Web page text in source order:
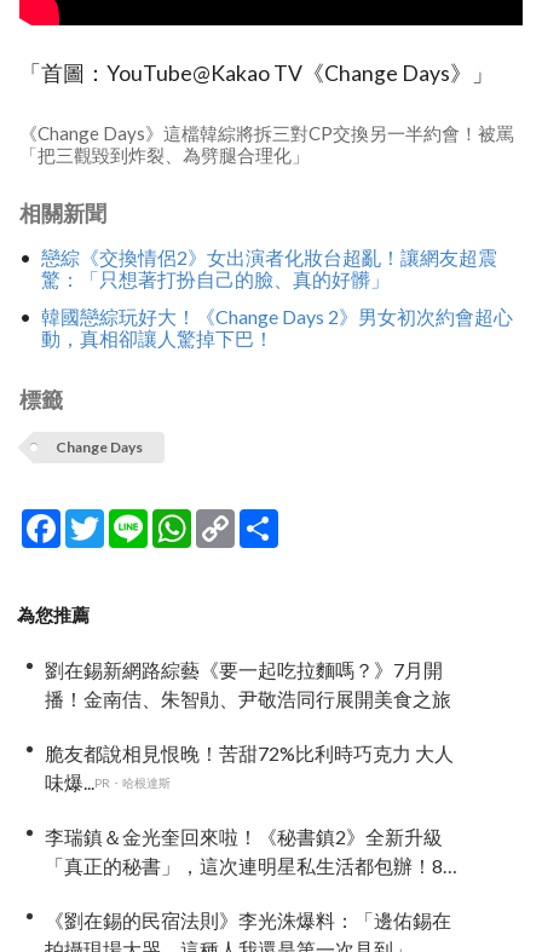
「首圖：YouTube@Kakao TV《Change Days》」
《Change Days》這檔韓綜將拆三對CP交換另一半約會！被罵
「把三觀毀到炸裂、為劈腿合理化」
相關新聞
戀綜《交換情侶2》女出演者化妝台超亂！讓網友超震
驚：「只想著打扮自己的臉、真的好髒」
韓國戀綜玩好大！《Change Days 2》男女初次約會超心
動，真相卻讓人驚掉下巴！
標籤
Change Days
Facebook
TwitterLine WhatsApp
Copy
Link
為您推薦
劉在錫新網路綜藝《要一起吃拉麵嗎？》7月開
播！金南佶、朱智勛、尹敬浩同行展開美食之旅
脆友都說相見恨晚！苦甜72%比利時巧克力 大人
味爆...PR・哈根達斯
李瑞鎮＆金光奎回來啦！《秘書鎮2》全新升級
「真正的秘書」，這次連明星私生活都包辦！8月
《劉在錫的民宿法則》李光洙爆料：「邊佑錫在